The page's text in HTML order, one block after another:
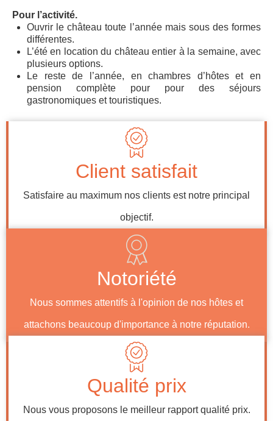
Pour l’activité.
Ouvrir le château toute l’année mais sous des formes
différentes.
L’été en location du château entier à la semaine, avec
plusieurs options.
Le reste de l’année, en chambres d’hôtes et en
pension complète pour pour des séjours
gastronomiques et touristiques.
Client satisfait
Satisfaire au maximum nos clients est notre principal
objectif.
Notoriété
Nous sommes attentifs à l'opinion de nos hôtes et
attachons beaucoup d'importance à notre réputation.
Qualité prix
Nous vous proposons le meilleur rapport qualité prix.